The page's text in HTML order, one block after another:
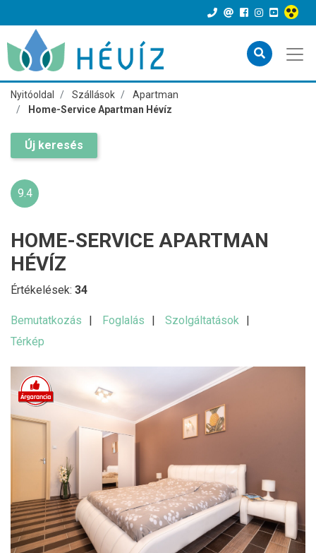
Nyitóoldal Szállások
Apartman
Home-Service Apartman Hévíz
Új keresés
9.4
HOME-SERVICE APARTMAN
HÉVÍZ
Értékelések: 34
Bemutatkozás Foglalás
Szolgáltatások
Térkép